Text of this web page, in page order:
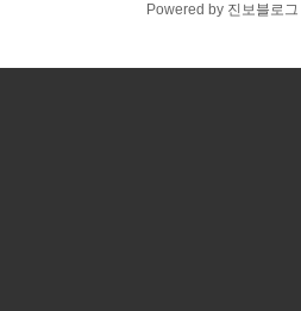
Powered by 진보블로그